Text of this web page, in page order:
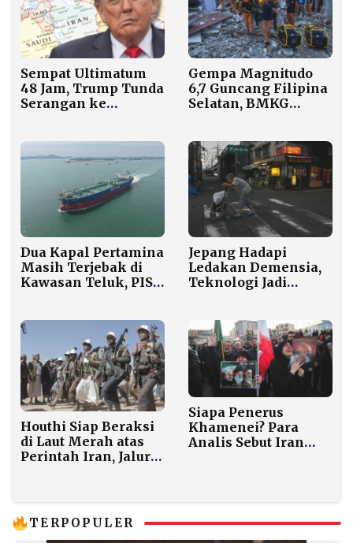
Sempat Ultimatum
48 Jam, Trump Tunda
Serangan ke
Gempa Magnitudo
6,7 Guncang Filipina
Selatan, BMKG
Indonesia
Dua Kapal Pertamina
Masih Terjebak di
Kawasan Teluk, PIS
Timur Tengah
Jepang Hadapi
Ledakan Demensia,
Teknologi Jadi
Houthi Siap Beraksi
di Laut Merah atas
Perintah Iran, Jalur
Siapa Penerus
Khamenei? Para
Analis Sebut Iran
TERPOPULER